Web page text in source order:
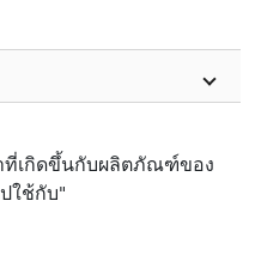
ที่เกิดขึ้นกับผลิตภัณฑ์ของ
ใช้กับ"